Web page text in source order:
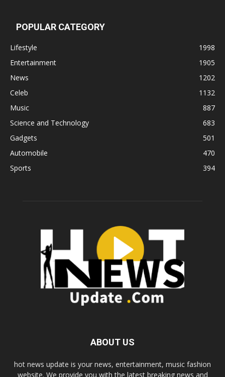
POPULAR CATEGORY
Lifestyle
1998
Entertainment
1905
News
1202
Celeb
1132
Music
887
Science and Technology
683
Gadgets
501
Automobile
470
Sports
394
ABOUT US
hot news update is your news, entertainment, music fashion
website. We provide you with the latest breaking news and